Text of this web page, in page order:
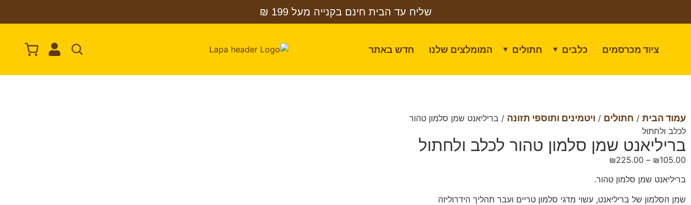
שליח עד הבית חינם בקנייה מעל 199 ₪
ציוד מכרסמים כלבים ▼ חתולים ▼ המומלצים שלנו חדש באתר
עמוד הבית / חתולים / ויטמינים ותוספי תזונה / בריליאנט שמן סלמון טהור
לכלב ולחתול
בריליאנט שמן סלמון טהור לכלב ולחתול
₪105.00
–
₪225.00
בריליאנט שמן סלמון טהור.
שמן הסלמון של בריליאנט, עשוי מדגי סלמון טריים ועבר תהליך הידרוליזה